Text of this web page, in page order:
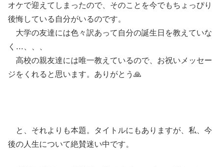
オケで迎えてしまったので、そのことを今でもちょっぴり
後悔している自分がいるのです。
大学の友達には色々訳あって自分の誕生日を教えていな
く…、、、
高校の親友達には唯一教えているので、お祝いメッセー
ジをくれると思います。ありがとう🙏
と、それよりも本題。タイトルにもありますが、私、今
後の人生について絶賛迷い中です。